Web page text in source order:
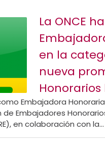
La ONCE
en la
nueva
Embajadora
Embajadores
en colaboración con la...